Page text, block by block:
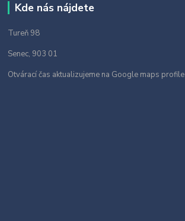
Kde nás nájdete
Tureň 98
Senec, 903 01
Otvárací čas aktualizujeme na Google maps profile